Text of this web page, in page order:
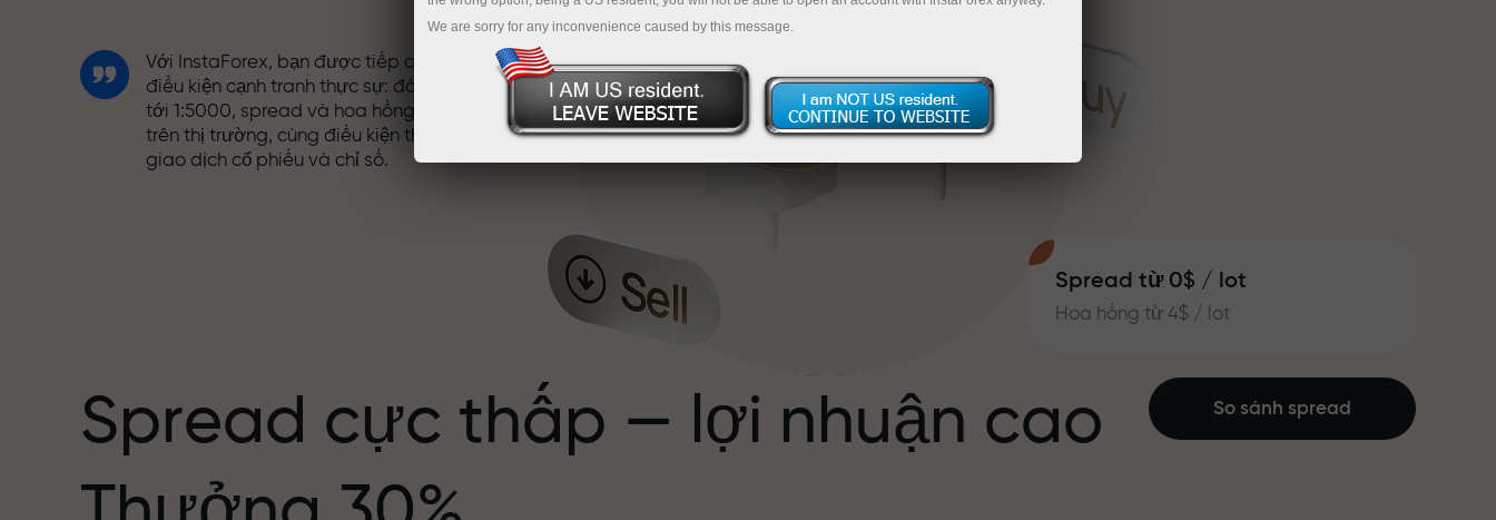
Spread từ 0$ / lot
Hoa hồng từ 4$ / lot
Với InstaForex, bạn được tiếp cận những
điều kiện cạnh tranh thực sự: đòn bẩy lên
tới 1:5000, spread và hoa hồng tốt nhất
trên thị trường, cùng điều kiện thuận lợi để
giao dịch cổ phiếu và chỉ số.
dịch có cùng giá trị. Aleš Loprais mang
tinh thần quyết tâm và kỷ luật vào thế giới
Spread cực thấp — lợi nhuận cao
So sánh spread
We are sorry for any inconvenience caused by this message.